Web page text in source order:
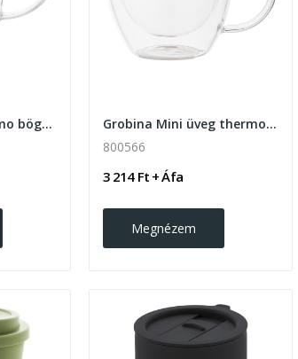
Grobina üveg thermo bögre 350ml, átlátszó
Grobina Mini üveg thermo bögre 250ml, átlátszó
800566
3 214 Ft + Áfa
Megnézem